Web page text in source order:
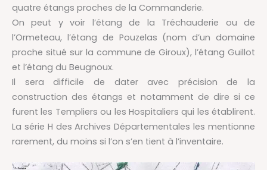
quatre étangs proches de la Commanderie.
On peut y voir l’étang de la Tréchauderie ou de
l’Ormeteau, l’étang de Pouzelas (nom d’un domaine
proche situé sur la commune de Giroux), l’étang Guillot
et l’étang du Beugnoux.
Il sera difficile de dater avec précision de la
construction des étangs et notamment de dire si ce
furent les Templiers ou les Hospitaliers qui les établirent.
La série H des Archives Départementales les mentionne
rarement, du moins si l’on s’en tient à l’inventaire.